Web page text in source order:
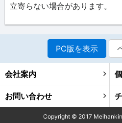
立寄らない場合があります。
PC版を表示
会社案内
お問い合わせ
Copyright © 2017